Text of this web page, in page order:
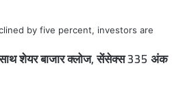
शेयर बाजार क्लोज, सेंसेक्स 335 अंक